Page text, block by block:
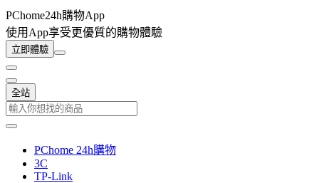
PChome24h購物App
使用App享受更優質的購物體驗
立即體驗
全站
PChome 24h購物
3C
TP-Link